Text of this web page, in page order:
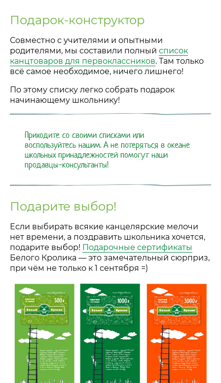
Подарок-конструктор
Совместно с учителями и опытными
родителями, мы составили полный список
канцтоваров для первоклассников. Там только
всё самое необходимое, ничего лишнего!
По этому списку легко собрать подарок
начинающему школьнику!
Приходите со своими списками или
воспользуйтесь нашим. А не потеряться в океане
школьных принадлежностей помогут наши
продавцы-консультанты!
Подарите выбор!
Если выбирать всякие канцелярские мелочи
нет времени, а поздравить школьника хочется,
подарите выбор! Подарочные сертификаты
Белого Кролика — это замечательный сюрприз,
при чём не только к 1 сентября =)